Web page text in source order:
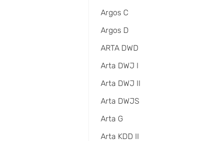
Argos C
Argos D
ARTA DWD
Arta DWJ I
Arta DWJ II
Arta DWJS
Arta G
Arta KDD II